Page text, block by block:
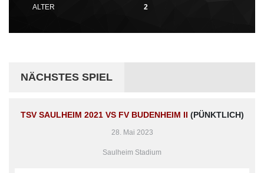
ALTER 2
NÄCHSTES SPIEL
TSV SAULHEIM 2021 VS FV BUDENHEIM II (PÜNKTLICH)
28. Mai 2023
Saulheim Stadium